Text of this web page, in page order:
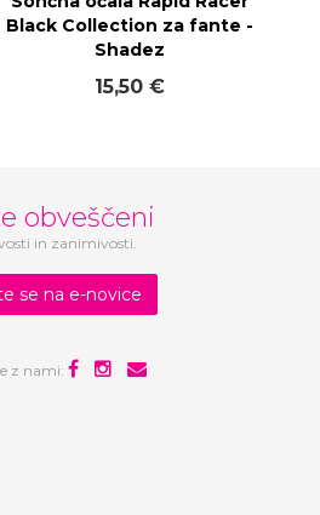
Black Collection za fante -
Shadez
15,50 €
obveščeni
in zanimivosti.
se na e-novice
z nami: